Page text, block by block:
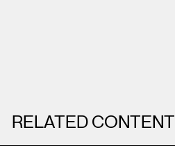
RELATED CONTENT